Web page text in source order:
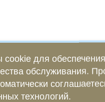
cookie для обеспечения
обслуживания.
технологий.